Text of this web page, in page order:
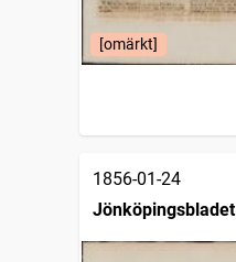
[omärkt]
1856-01-24
Jönköpingsbladet